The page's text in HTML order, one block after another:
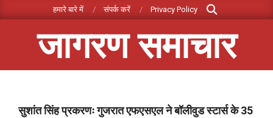
to
हमारे बारे में संपर्क करें Privacy Policy
Search
जागरण समाचार
Menuसुशांत सिंह प्रकरणः गुजरात एफएसएल ने बॉलीवुड स्टार्स के 35